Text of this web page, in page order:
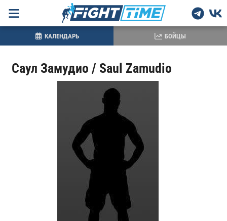
Саул Замудио / Saul Zamudio
КАЛЕНДАРЬ БОЙЦЫ